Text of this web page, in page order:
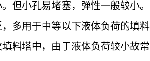
但小孔易堵塞，弹性一般较小
多用于中等以下液体负荷的填
料塔中，由于液体负荷较小故